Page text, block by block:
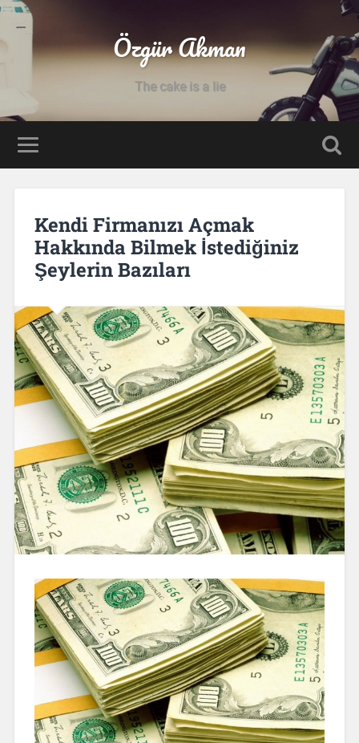
Özgür Akman
The cake is a lie
Kendi Firmanızı Açmak
Hakkında Bilmek İstediğiniz
Şeylerin Bazıları